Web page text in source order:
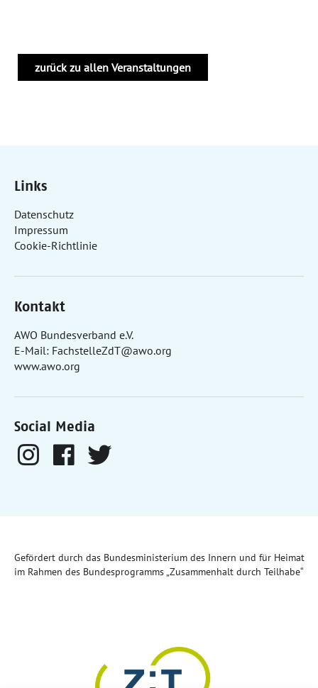
zurück zu allen Veranstaltungen
Links
Datenschutz
Impressum
Cookie-Richtlinie
Kontakt
AWO Bundesverband e.V.
E-Mail: FachstelleZdT@awo.org
www.awo.org
Social Media
Gefördert durch das Bundesministerium des Innern und für Heimat
im Rahmen des Bundesprogramms „Zusammenhalt durch Teilhabe“